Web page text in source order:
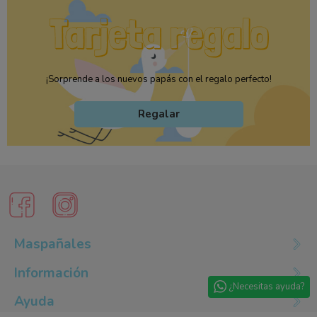
¡Sorprende a los nuevos papás con el regalo perfecto!
Regalar
Maspañales
Información
Ayuda
¿Necesitas ayuda?